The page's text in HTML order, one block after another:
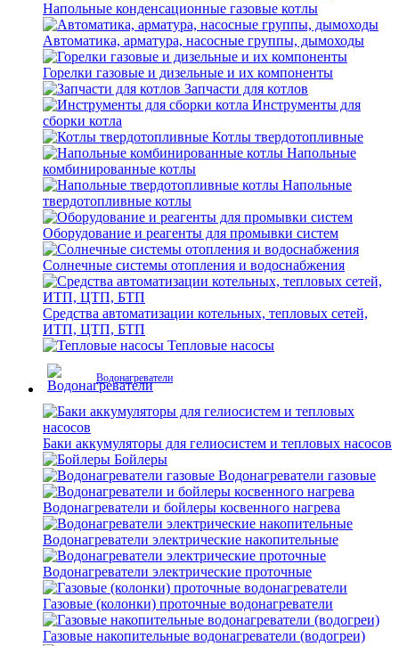
Напольные конденсационные газовые котлы
Автоматика, арматура, насосные группы, дымоходы
Горелки газовые и дизельные и их компоненты
Запчасти для котлов
Инструменты для
сборки котла
Котлы твердотопливные
Напольные
комбинированные котлы
Напольные
твердотопливные котлы
Оборудование и реагенты для промывки систем
Солнечные системы отопления и водоснабжения
Средства автоматизации котельных, тепловых сетей,
ИТП, ЦТП, БТП
Тепловые насосы
Водонагреватели
Баки аккумуляторы для гелиосистем и тепловых насосов
Бойлеры
Водонагреватели газовые
Водонагреватели и бойлеры косвенного нагрева
Водонагреватели электрические накопительные
Водонагреватели электрические проточные
Газовые (колонки) проточные водонагреватели
Газовые накопительные водонагреватели (водогреи)